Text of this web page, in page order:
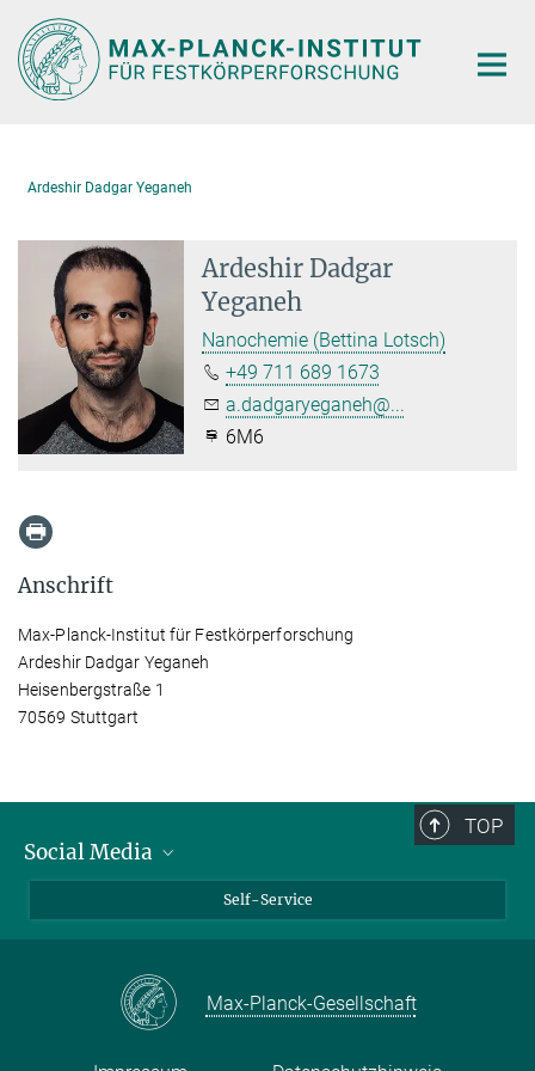
Hauptinhalt
Ardeshir Dadgar Yeganeh
Ardeshir Dadgar
Yeganeh
Nanochemie (Bettina Lotsch)
+49 711 689 1673
a.dadgaryeganeh@...
6M6
Anschrift
Max-Planck-Institut für Festkörperforschung
Ardeshir Dadgar Yeganeh
Heisenbergstraße 1
70569 Stuttgart
TOP
Social Media
Facebook
Self-Service
Max-Planck-Gesellschaft